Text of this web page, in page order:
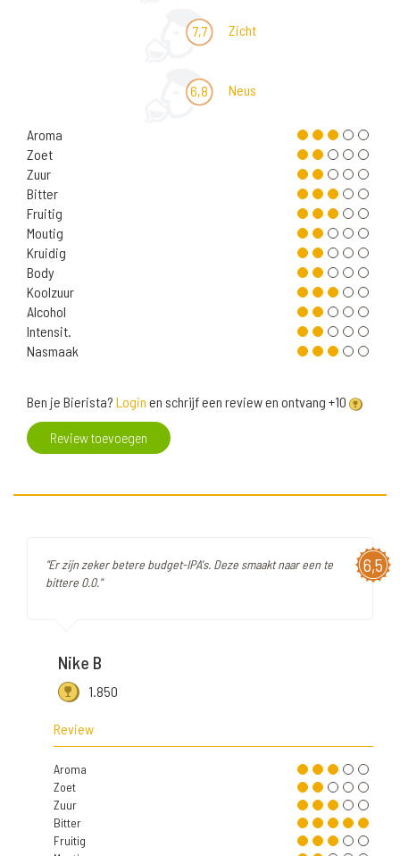
7,7 Zicht
6,8 Neus
Aroma
Zoet
Zuur
Bitter
Fruitig
Moutig
Kruidig
Body
Koolzuur
Alcohol
Intensit.
Nasmaak
Ben je Bierista? Login en schrijf een review en ontvang +10
Review toevoegen
6,5
"Er zijn zeker betere budget-IPA's. Deze smaakt naar een te
bittere 0.0."
Nike B
1.850
Review
Aroma
Zoet
Zuur
Bitter
Fruitig